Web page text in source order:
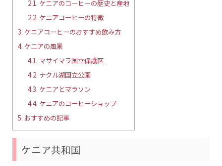
2.1. ケニアのコーヒーの歴史と産地
2.2. ケニアコーヒーの特徴
3. ケニアコーヒーのおすすめ飲み方
4. ケニアの風景
4.1. マサイマラ国立保護区
4.2. ナクル湖国立公園
4.3. ケニアとマラソン
4.4. ケニアのコーヒーショップ
5. おすすめの記事
ケニア共和国